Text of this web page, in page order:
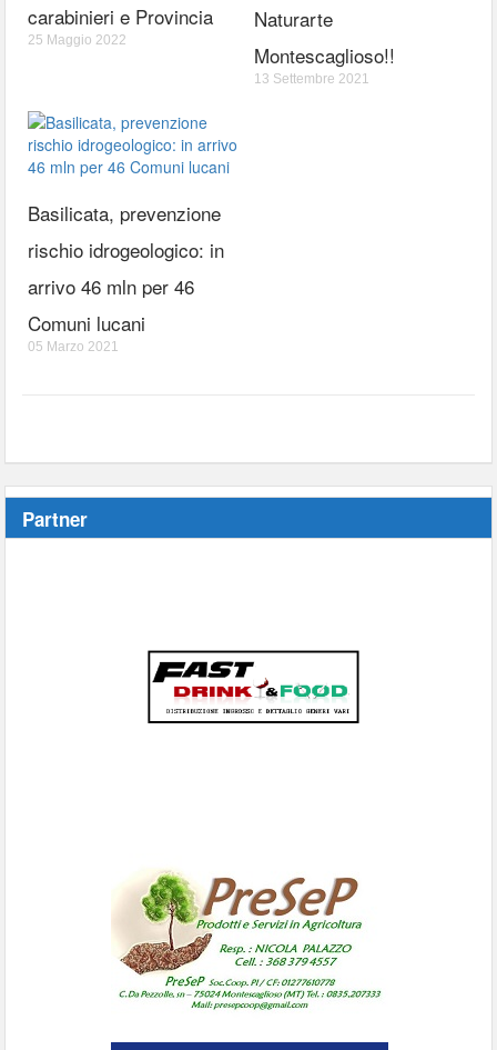
carabinieri e Provincia
25 Maggio 2022
Naturarte
Montescaglioso!!
13 Settembre 2021
Basilicata, prevenzione
rischio idrogeologico: in
arrivo 46 mln per 46
Comuni lucani
05 Marzo 2021
Partner